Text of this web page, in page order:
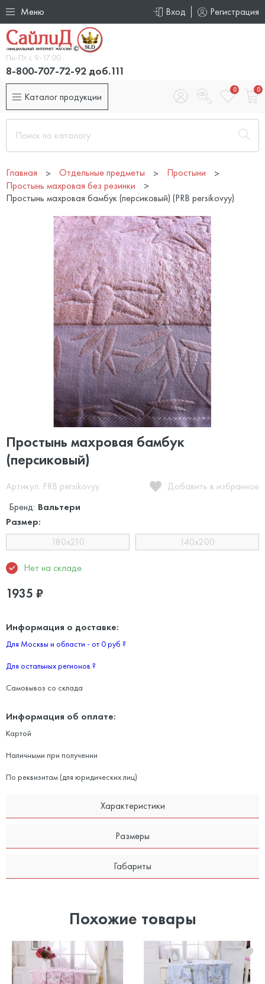
Меню Вход Регистрация
Пн-Пт с 9-17.00
8-800-707-72-92 доб.111
Каталог продукции
0 0
Главная Отдельные предметы
Простыни
Простынь махровая без резинки
Простынь махровая бамбук (персиковый) (PRB persikovyy)
Простынь махровая бамбук
(персиковый)
Артикул: PRB persikovyy
Добавить в избранное
Бренд: Вальтери
Размер:
180x210
140x200
Нет на складе
1935 ₽
Информация о доставке:
Для Москвы и области - от 0 руб ?
Для остальных регионов ?
Самовывоз со склада
Информация об оплате:
Картой
Наличными при получении
По реквизитам (для юридических лиц)
Характеристики
Размеры
Габариты
Похожие товары